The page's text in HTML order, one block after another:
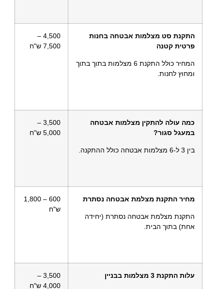
התקנת סט מצלמות אבטחה בחנות
פרטית קטנה
המחיר כולל התקנת 6 מצלמות בתוך בתוך
ומחוץ לחנות.
4,500 –
7,500 ש"ח
כמה עולה להתקין מצלמות אבטחה
במעגל סגור?
בין 3 ל-6 מצלמות אבטחה כולל ההתקנה.
3,500 –
5,000 ש"ח
מחיר התקנת מצלמת אבטחה נסתרת
התקנת מצלמת אבטחה נסתרת (יחידה
אחת) בתוך הבית.
600 – 1,800
ש"ח
עלות התקנת 3 מצלמות בבניין
3,500 –
4,000 ש"ח